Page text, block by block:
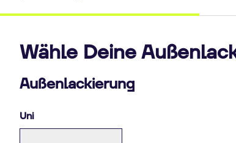
Wähle Deine
Außenlackierung
Uni